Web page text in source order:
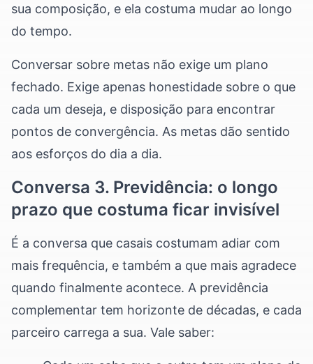
sua composição, e ela costuma mudar ao longo
do tempo.
Conversar sobre metas não exige um plano
fechado. Exige apenas honestidade sobre o que
cada um deseja, e disposição para encontrar
pontos de convergência. As metas dão sentido
aos esforços do dia a dia.
Conversa 3. Previdência: o longo
prazo que costuma ficar invisível
É a conversa que casais costumam adiar com
mais frequência, e também a que mais agradece
quando finalmente acontece. A previdência
complementar tem horizonte de décadas, e cada
parceiro carrega a sua. Vale saber: